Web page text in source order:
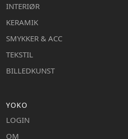
INTERIØR
KERAMIK
SMYKKER & ACC
TEKSTIL
BILLEDKUNST
YOKO
LOGIN
OM